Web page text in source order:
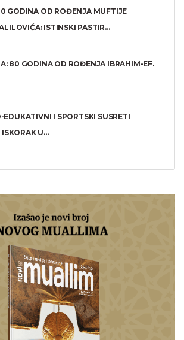
GODINA OD ROĐENJA MUFTIJE
ISTINSKI PASTIR...
80 GODINA OD ROĐENJA IBRAHIM-EF.
I SPORTSKI SUSRETI
U...